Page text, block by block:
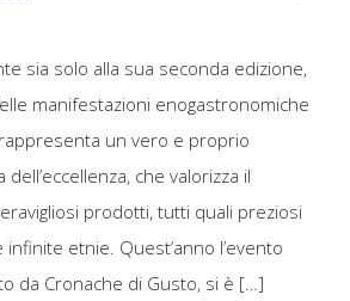
sia solo alla sua seconda edizione,
manifestazioni enogastronomiche
un vero e proprio
dell’eccellenza, che valorizza il
prodotti, tutti quali preziosi
etnie. Quest’anno l’evento
da Cronache di Gusto, si è […]